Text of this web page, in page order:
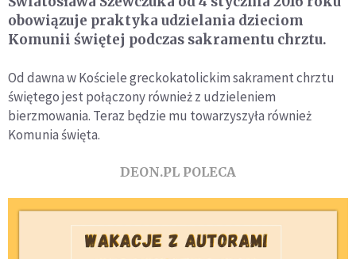
obowiązuje praktyka udzielania dzieciom
Komunii świętej podczas sakramentu chrztu.
Od dawna w Kościele greckokatolickim sakrament chrztu
świętego jest połączony również z udzieleniem
bierzmowania. Teraz będzie mu towarzyszyła również
Komunia święta.
DEON.PL POLECA